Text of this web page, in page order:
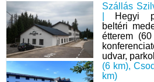
Szállás
Hegyi
beltéri
étterem
udvar,
(6 km),
km)